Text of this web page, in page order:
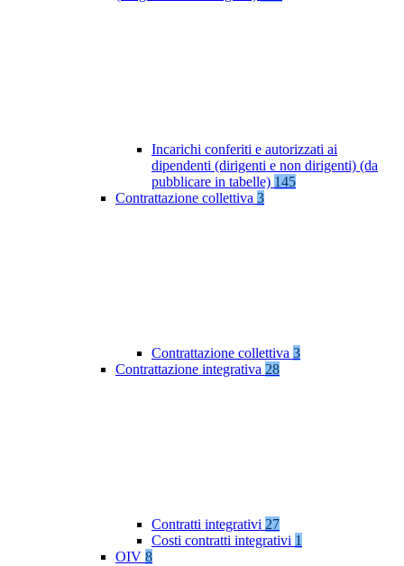
Incarichi conferiti e autorizzati ai
dipendenti (dirigenti e non dirigenti) (da
pubblicare in tabelle) 145
Contrattazione collettiva 3
Contrattazione collettiva 3
Contrattazione integrativa 28
Contratti integrativi 27
Costi contratti integrativi 1
OIV 8